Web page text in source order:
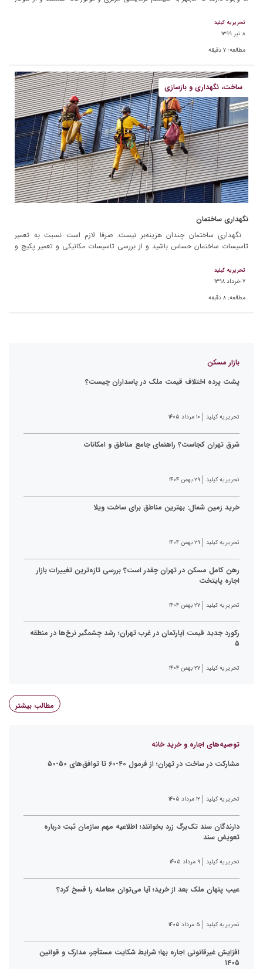
تحریریه کیلید
۸ تیر ۱۳۹۹
مطالعه: ۷ دقیقه
ساخت، نگهداری و بازسازی
نگهداری ساختمان
نگهداری ساختمان چندان هزینه‌بر نیست. صرفا لازم است نسبت به تعمیر
تاسیسات ساختمان حساس باشید و از بررسی تاسیسات مکانیکی و تعمیر پکیج و
تحریریه کیلید
۷ خرداد ۱۳۹۸
مطالعه: ۸ دقیقه
بازار مسکن
پشت پرده اختلاف قیمت ملک در پاسداران چیست؟
تحریریه کیلید ۱۰ مرداد ۱۴۰۵
شرق تهران کجاست؟ راهنمای جامع مناطق و امکانات
تحریریه کیلید ۲۹ بهمن ۱۴۰۴
خرید زمین شمال: بهترین مناطق برای ساخت ویلا
تحریریه کیلید ۲۹ بهمن ۱۴۰۴
رهن کامل مسکن در تهران چقدر است؟ بررسی تازه‌ترین تغییرات بازار
اجاره پایتخت
تحریریه کیلید ۲۷ بهمن ۱۴۰۴
رکورد جدید قیمت آپارتمان در غرب تهران؛ رشد چشمگیر نرخ‌ها در منطقه
۵
تحریریه کیلید ۲۷ بهمن ۱۴۰۴
مطالب بیشتر
توصیه‌های اجاره و خرید خانه
مشارکت در ساخت در تهران؛ از فرمول ۴۰-۶۰ تا توافق‌های ۵۰-۵۰
تحریریه کیلید ۱۲ مرداد ۱۴۰۵
دارندگان سند تک‌برگ زرد بخوانند؛ اطلاعیه مهم سازمان ثبت درباره
تعویض سند
تحریریه کیلید ۹ مرداد ۱۴۰۵
عیب پنهان ملک بعد از خرید؛ آیا می‌توان معامله را فسخ کرد؟
تحریریه کیلید ۵ مرداد ۱۴۰۵
افزایش غیرقانونی اجاره بها؛ شرایط شکایت مستأجر، مدارک و قوانین
۱۴۰۵